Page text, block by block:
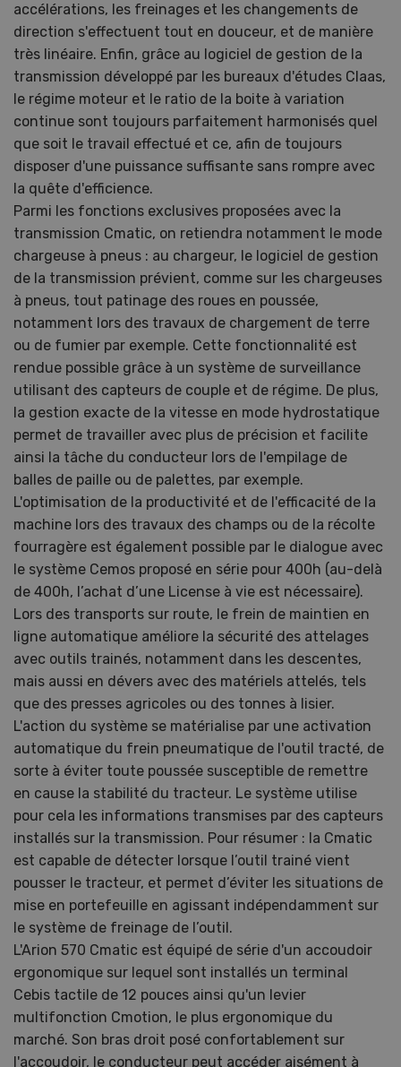
accélérations, les freinages et les changements de
direction s'effectuent tout en douceur, et de manière
très linéaire. Enfin, grâce au logiciel de gestion de la
transmission développé par les bureaux d'études Claas,
le régime moteur et le ratio de la boite à variation
continue sont toujours parfaitement harmonisés quel
que soit le travail effectué et ce, afin de toujours
disposer d'une puissance suffisante sans rompre avec
la quête d'efficience.
Parmi les fonctions exclusives proposées avec la
transmission Cmatic, on retiendra notamment le mode
chargeuse à pneus : au chargeur, le logiciel de gestion
de la transmission prévient, comme sur les chargeuses
à pneus, tout patinage des roues en poussée,
notamment lors des travaux de chargement de terre
ou de fumier par exemple. Cette fonctionnalité est
rendue possible grâce à un système de surveillance
utilisant des capteurs de couple et de régime. De plus,
la gestion exacte de la vitesse en mode hydrostatique
permet de travailler avec plus de précision et facilite
ainsi la tâche du conducteur lors de l'empilage de
balles de paille ou de palettes, par exemple.
L'optimisation de la productivité et de l'efficacité de la
machine lors des travaux des champs ou de la récolte
fourragère est également possible par le dialogue avec
le système Cemos proposé en série pour 400h (au-delà
de 400h, l’achat d’une License à vie est nécessaire).
Lors des transports sur route, le frein de maintien en
ligne automatique améliore la sécurité des attelages
avec outils trainés, notamment dans les descentes,
mais aussi en dévers avec des matériels attelés, tels
que des presses agricoles ou des tonnes à lisier.
L'action du système se matérialise par une activation
automatique du frein pneumatique de l'outil tracté, de
sorte à éviter toute poussée susceptible de remettre
en cause la stabilité du tracteur. Le système utilise
pour cela les informations transmises par des capteurs
installés sur la transmission. Pour résumer : la Cmatic
est capable de détecter lorsque l’outil trainé vient
pousser le tracteur, et permet d’éviter les situations de
mise en portefeuille en agissant indépendamment sur
le système de freinage de l’outil.
L'Arion 570 Cmatic est équipé de série d'un accoudoir
ergonomique sur lequel sont installés un terminal
Cebis tactile de 12 pouces ainsi qu'un levier
multifonction Cmotion, le plus ergonomique du
marché. Son bras droit posé confortablement sur
l'accoudoir, le conducteur peut accéder aisément à